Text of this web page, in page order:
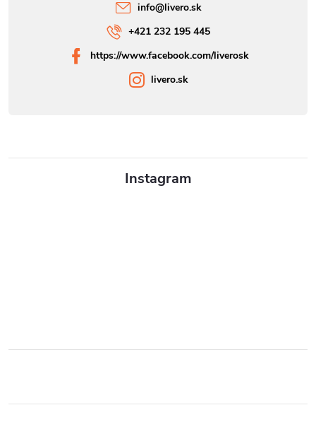
Instagram
info@livero.sk
+421 232 195 445
https://www.facebook.com/liverosk
livero.sk